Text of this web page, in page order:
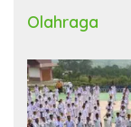
Olahraga